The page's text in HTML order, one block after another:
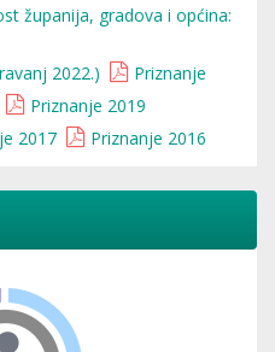
županija, gradova i općina:
2022.)
Priznanje
Priznanje 2019
2017 Priznanje 2016